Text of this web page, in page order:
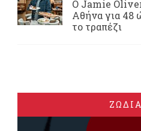
Ο Jamie
Αθήνα για 48
το τραπέζι
ΖΩΔΙΑ